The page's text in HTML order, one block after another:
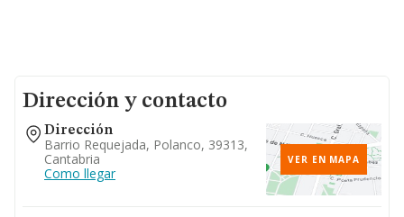
Dirección y contacto
Dirección
Barrio Requejada, Polanco, 39313,
Cantabria
Como llegar
VER EN MAPA